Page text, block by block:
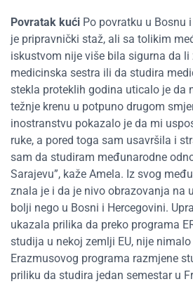
Povratak kući Po povratku u Bosnu
je pripravnički staž, ali sa tolikim
iskustvom nije više bila sigurna da li
medicinska sestra ili da studira
stekla proteklih godina uticalo je da
težnje krenu u potpuno drugom
inostranstvu pokazalo je da mi
ruke, a pored toga sam usavršila i
sam da studiram međunarodne
Sarajevu”, kaže Amela. Iz svog
znala je i da je nivo obrazovanja na
bolji nego u Bosni i Hercegovini.
ukazala prilika da preko programa
studija u nekoj zemlji EU, nije
Erazmusovog programa razmjene
priliku da studira jedan semestar u